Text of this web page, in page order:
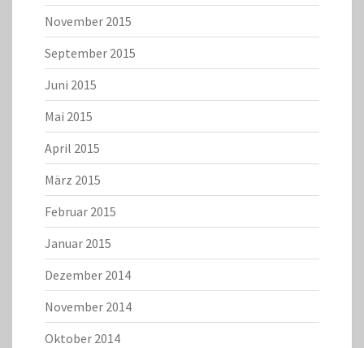
November 2015
September 2015
Juni 2015
Mai 2015
April 2015
März 2015
Februar 2015
Januar 2015
Dezember 2014
November 2014
Oktober 2014